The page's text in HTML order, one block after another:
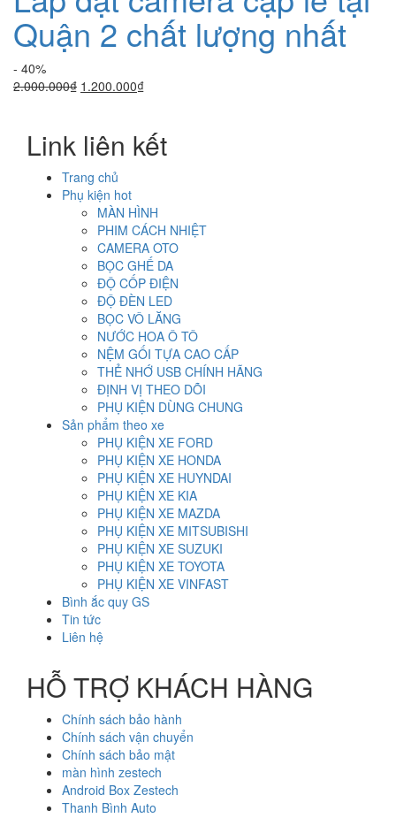
Quận 2 chất lượng nhất
- 40%
2.000.000₫ Giá
2.000.000₫.
1.200.000₫Giá
là:
1.200.000₫.
Link liên kết
Trang chủ
Phụ kiện hot
MÀN HÌNH
PHIM CÁCH NHIỆT
CAMERA OTO
BỌC GHẾ DA
ĐỘ CỐP ĐIỆN
ĐỘ ĐÈN LED
BỌC VÔ LĂNG
NƯỚC HOA Ô TÔ
NỆM GỐI TỰA CAO CẤP
THẺ NHỚ USB CHÍNH HÃNG
ĐỊNH VỊ THEO DÕI
PHỤ KIỆN DÙNG CHUNG
Sản phẩm theo xe
PHỤ KIỆN XE FORD
PHỤ KIỆN XE HONDA
PHỤ KIỆN XE HUYNDAI
PHỤ KIỆN XE KIA
PHỤ KIỆN XE MAZDA
PHỤ KIỆN XE MITSUBISHI
PHỤ KIỆN XE SUZUKI
PHỤ KIỆN XE TOYOTA
PHỤ KIỆN XE VINFAST
Bình ắc quy GS
Tin tức
Liên hệ
HỖ TRỢ KHÁCH HÀNG
Chính sách bảo hành
Chính sách vận chuyển
Chính sách bảo mật
màn hình zestech
Android Box Zestech
Thanh Bình Auto